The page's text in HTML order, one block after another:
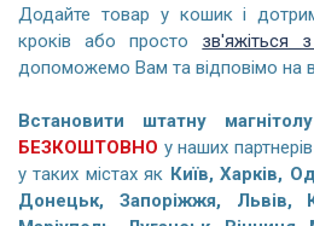
Додайте товар у кошик і
кроків або просто зв'яжіться
допоможемо Вам та відповімо на
Встановити штатну
БЕЗКОШТОВНО у наших
у таких містах як Київ, Харків,
Донецьк, Запоріжжя, Львів,